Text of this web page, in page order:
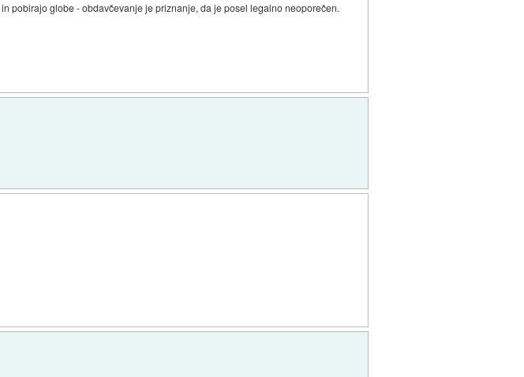
pobirajo globe - obdavčevanje je priznanje, da je posel legalno neoporečen.